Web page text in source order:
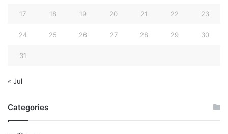
17 18 19 20 21 22 23
24 25 26 27 28 29 30
31
« Jul
Categories